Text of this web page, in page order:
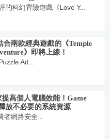
的科幻冒險遊戲《Love Y...
合兩款經典遊戲的《Temple
》即將上線！
Ad...
高個人電腦效能！Game
放不必要的系統資源
網路安全...